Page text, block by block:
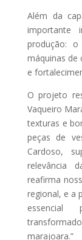
Além da
importante
produção:
máquinas de
e
O projeto
Vaqueiro
texturas e
peças de
Cardoso,
relevância
reafirma
regional, e a
essencial
marajoara.”